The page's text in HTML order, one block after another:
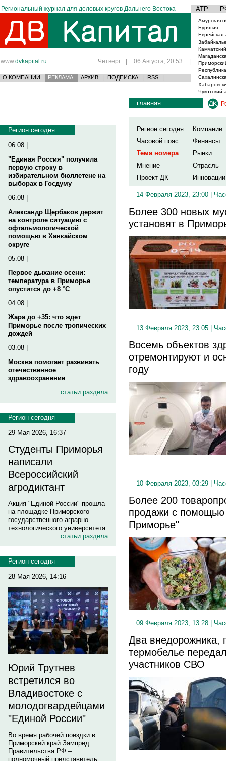
Региональный журнал для деловых кругов Дальнего Востока АТР
www.dvkapital.ru Четверг | 06 Августа, 20:53 |
О КОМПАНИИ РЕКЛАМА АРХИВ | ПОДПИСКА | RSS |
Амурская
Бурятия
Еврейская
Чукотский
Регион сегодня
06.08 |
"Единая Россия" получила
первую строку в
избирательном бюллетене на
выборах в Госдуму
06.08 |
Александр Щербаков держит
на контроле ситуацию с
офтальмологической
помощью в Ханкайском
округе
05.08 |
Первое дыхание осени:
температура в Приморье
опустится до +8 °C
04.08 |
Жара до +35: что ждет
Приморье после тропических
дождей
03.08 |
Москва помогает развивать
отечественное
здравоохранение
статьи раздела
Регион сегодня
29 Мая 2026, 16:37
Студенты Приморья
написали
Всероссийский
агродиктант
Акция "Единой России" прошла
на площадке Приморского
государственного аграрно-
технологического университета
статьи раздела
Регион сегодня
28 Мая 2026, 14:16
Юрий Трутнев
встретился во
Владивостоке с
молодогвардейцами
"Единой России"
Во время рабочей поездки в
Приморский край Зампред
Правительства РФ –
полномочный представитель
главная
Регион сегодня
Компании
Часовой пояс
Финансы
Тема номера
Рынки
Мнение
Отрасль
Проект ДК
Инновации
14 Февраля 2023, 23:00 |
Более 300 новых
установят в
13 Февраля 2023, 23:05 |
Восемь объектов
отремонтируют и
году
10 Февраля 2023, 03:29 |
Более 200
продажи с
Приморье"
09 Февраля 2023, 13:28 |
Два внедорожника,
термобелье
участников СВО